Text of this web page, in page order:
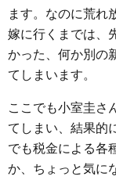
ます。なのに荒れ
嫁に行くまでは、
かった、何か別の
てしまいます。
ここでも小室圭さ
てしまい、結果的
でも税金による各
か、ちょっと気に